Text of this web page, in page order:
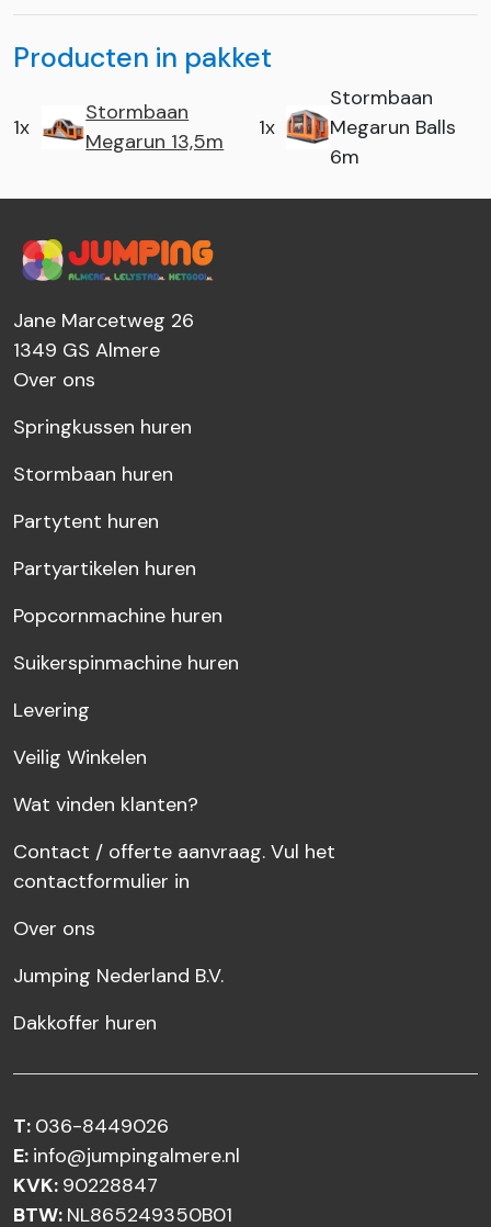
Producten in pakket
1x
Stormbaan
Megarun 13,5m
1x
Stormbaan
Megarun Balls
6m
Jane Marcetweg 26
1349 GS Almere
Over ons
Springkussen huren
Stormbaan huren
Partytent huren
Partyartikelen huren
Popcornmachine huren
Suikerspinmachine huren
Levering
Veilig Winkelen
Wat vinden klanten?
Contact / offerte aanvraag. Vul het
contactformulier in
Over ons
Jumping Nederland B.V.
Dakkoffer huren
T: 036-8449026
E: info@jumpingalmere.nl
KVK: 90228847
BTW: NL865249350B01